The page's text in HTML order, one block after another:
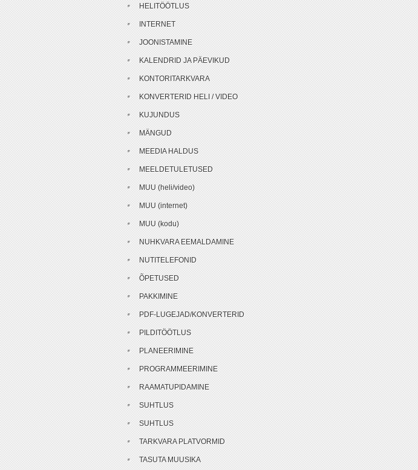
HELITÖÖTLUS
INTERNET
JOONISTAMINE
KALENDRID JA PÄEVIKUD
KONTORITARKVARA
KONVERTERID HELI / VIDEO
KUJUNDUS
MÄNGUD
MEEDIA HALDUS
MEELDETULETUSED
MUU (heli/video)
MUU (internet)
MUU (kodu)
NUHKVARA EEMALDAMINE
NUTITELEFONID
ÕPETUSED
PAKKIMINE
PDF-LUGEJAD/KONVERTERID
PILDITÖÖTLUS
PLANEERIMINE
PROGRAMMEERIMINE
RAAMATUPIDAMINE
SUHTLUS
SUHTLUS
TARKVARA PLATVORMID
TASUTA MUUSIKA